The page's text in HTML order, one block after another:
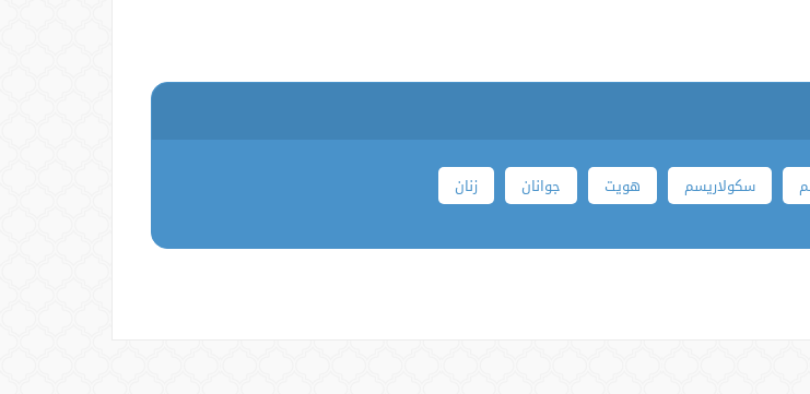
سکولاریسم هویت جوانان زنان